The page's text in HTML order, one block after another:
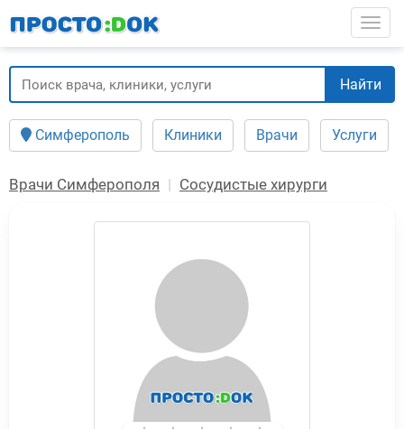
содержанию
Найти
Симферополь Клиники Врачи Услуги
Врачи Симферополя Сосудистые хирурги